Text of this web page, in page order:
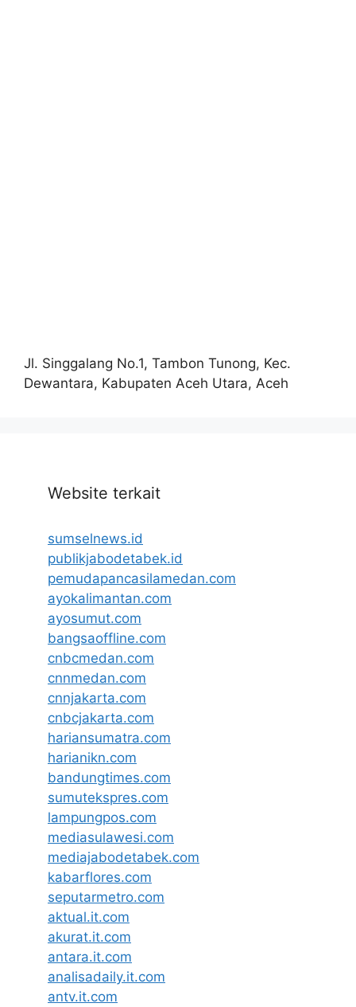
Jl. Singgalang No.1, Tambon Tunong, Kec.
Dewantara, Kabupaten Aceh Utara, Aceh
Website terkait
sumselnews.id
publikjabodetabek.id
pemudapancasilamedan.com
ayokalimantan.com
ayosumut.com
bangsaoffline.com
cnbcmedan.com
cnnmedan.com
cnnjakarta.com
cnbcjakarta.com
hariansumatra.com
harianikn.com
bandungtimes.com
sumutekspres.com
lampungpos.com
mediasulawesi.com
mediajabodetabek.com
kabarflores.com
seputarmetro.com
aktual.it.com
akurat.it.com
antara.it.com
analisadaily.it.com
antv.it.com